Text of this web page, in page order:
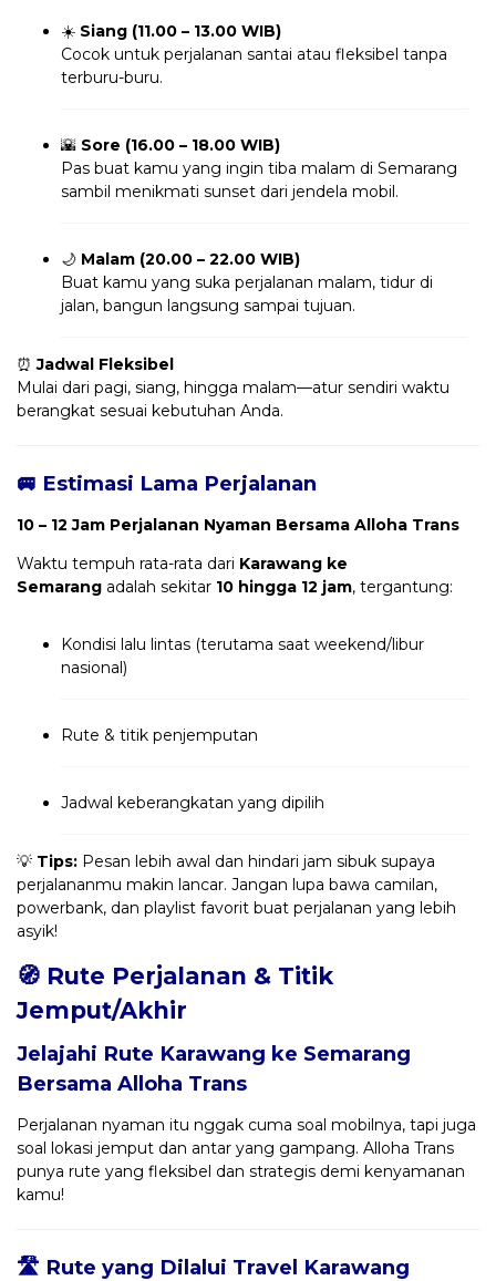
☀️ Siang (11.00 – 13.00 WIB)
Cocok untuk perjalanan santai atau fleksibel tanpa
terburu-buru.
🌇 Sore (16.00 – 18.00 WIB)
Pas buat kamu yang ingin tiba malam di Semarang
sambil menikmati sunset dari jendela mobil.
🌙 Malam (20.00 – 22.00 WIB)
Buat kamu yang suka perjalanan malam, tidur di
jalan, bangun langsung sampai tujuan.
⏰Jadwal Fleksibel
Mulai dari pagi, siang, hingga malam—atur sendiri waktu
berangkat sesuai kebutuhan Anda.
🚐 Estimasi Lama Perjalanan
10 – 12 Jam Perjalanan Nyaman Bersama Alloha Trans
Waktu tempuh rata-rata dari Karawang ke
Semarang adalah sekitar 10 hingga 12 jam, tergantung:
Kondisi lalu lintas (terutama saat weekend/libur
nasional)
Rute & titik penjemputan
Jadwal keberangkatan yang dipilih
💡 Tips: Pesan lebih awal dan hindari jam sibuk supaya
perjalananmu makin lancar. Jangan lupa bawa camilan,
powerbank, dan playlist favorit buat perjalanan yang lebih
asyik!
🧭 Rute Perjalanan & Titik
Jemput/Akhir
Jelajahi Rute Karawang ke Semarang
Bersama Alloha Trans
Perjalanan nyaman itu nggak cuma soal mobilnya, tapi juga
soal lokasi jemput dan antar yang gampang. Alloha Trans
punya rute yang fleksibel dan strategis demi kenyamanan
kamu!
🛣️ Rute yang Dilalui Travel Karawang